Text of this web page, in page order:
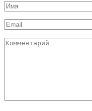
Имя
*
Email
*
Комментарий